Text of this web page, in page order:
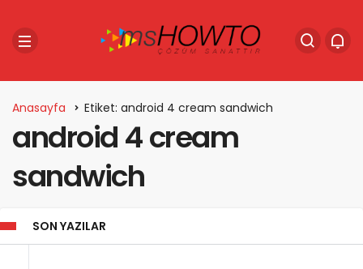
Anasayfa Etiket: android 4 cream sandwich
android 4 cream
sandwich
SON YAZILAR